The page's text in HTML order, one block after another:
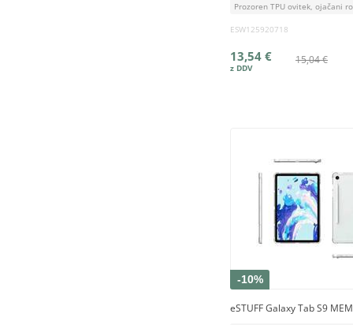
Prozoren TPU ovitek, ojačani
ESW125920718
15,04 €
13,54 €
-10%
eSTUFF Galaxy Tab S9